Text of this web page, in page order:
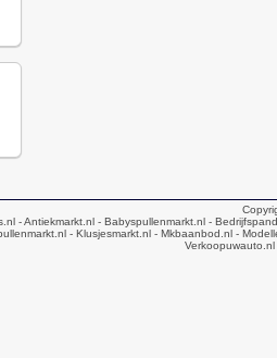
- Antiekmarkt.nl - Babyspullenmarkt.nl -
- Klusjesmarkt.nl - Mkbaanbod.nl -
Verkoopuwauto.nl